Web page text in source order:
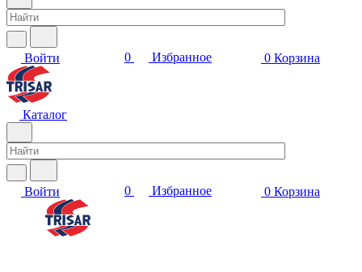
Войти 0 Избранное 0 Корзина
Каталог
Войти 0 Избранное 0 Корзина